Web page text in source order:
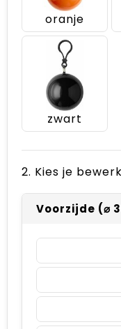
oranje
zwart
2. Kies je
Voorzijde (⌀